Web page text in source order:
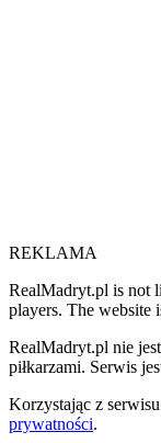
REKLAMA
RealMadryt.pl is not
players. The website
RealMadryt.pl nie
piłkarzami. Serwis
Korzystając z
prywatności.